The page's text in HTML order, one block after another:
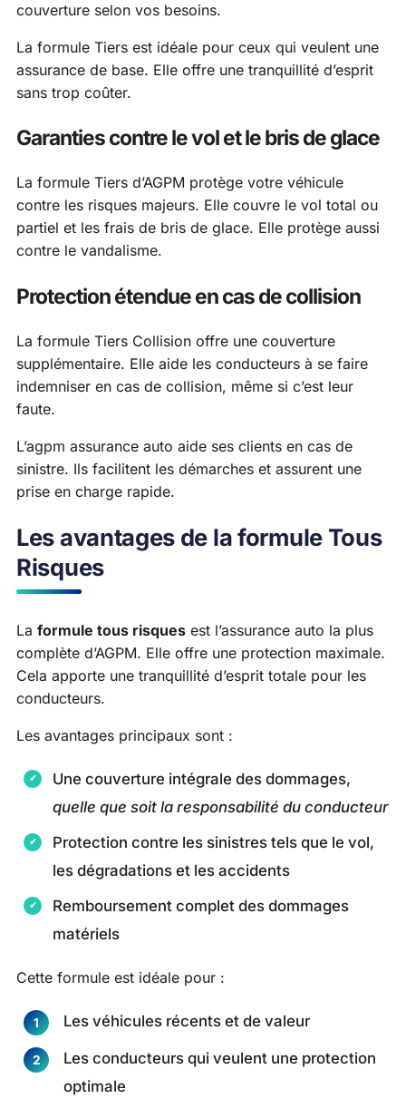
couverture selon vos besoins.
La formule Tiers est idéale pour ceux qui veulent une
assurance de base. Elle offre une tranquillité d’esprit
sans trop coûter.
Garanties contre le vol et le bris de glace
La formule Tiers d’AGPM protège votre véhicule
contre les risques majeurs. Elle couvre le vol total ou
partiel et les frais de bris de glace. Elle protège aussi
contre le vandalisme.
Protection étendue en cas de collision
La formule Tiers Collision offre une couverture
supplémentaire. Elle aide les conducteurs à se faire
indemniser en cas de collision, même si c’est leur
faute.
L’agpm assurance auto aide ses clients en cas de
sinistre. Ils facilitent les démarches et assurent une
prise en charge rapide.
Les avantages de la formule Tous
Risques
La formule tous risques est l’assurance auto la plus
complète d’AGPM. Elle offre une protection maximale.
Cela apporte une tranquillité d’esprit totale pour les
conducteurs.
Les avantages principaux sont :
Une couverture intégrale des dommages,
quelle que soit la responsabilité du conducteur
Protection contre les sinistres tels que le vol,
les dégradations et les accidents
Remboursement complet des dommages
matériels
Cette formule est idéale pour :
Les véhicules récents et de valeur
Les conducteurs qui veulent une protection
optimale